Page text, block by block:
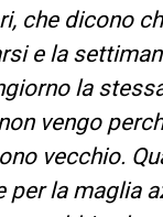
che dicono
e la
la
vengo
vecchio.
per la maglia